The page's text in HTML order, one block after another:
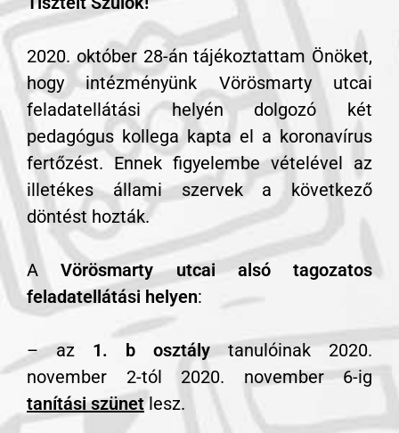
2020. október 28-án tájékoztattam Önöket,
hogy intézményünk Vörösmarty utcai
feladatellátási helyén dolgozó két
pedagógus kollega kapta el a koronavírus
fertőzést. Ennek figyelembe vételével az
illetékes állami szervek a következő
döntést hozták.
AVörösmarty utcai alsó tagozatos
feladatellátási helyen:
– az 1. b osztálytanulóinak 2020.
november 2-tól 2020. november 6-ig
tanítási szünetlesz.